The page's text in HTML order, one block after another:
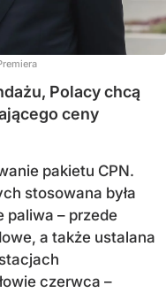
Polacy chcą
ceny
pakietu CPN.
stosowana była
paliwa – przede
a także ustalana
czerwca –